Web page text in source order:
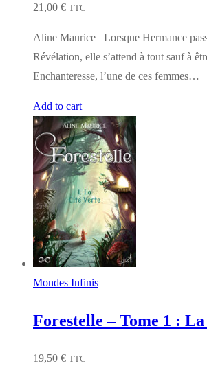
21,00 € TTC
Aline Maurice Lorsque Hermance
Révélation, elle s’attend à tout sauf à
Enchanteresse, l’une de ces femmes…
Add to cart
Mondes Infinis
Forestelle – Tome 1 :
19,50 € TTC